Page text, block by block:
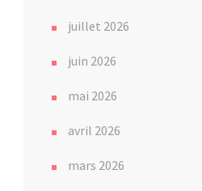
juillet 2026
juin 2026
mai 2026
avril 2026
mars 2026